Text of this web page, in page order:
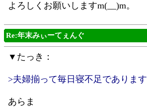
よろしくお願いしますm(__)m。
Re:年末みぃーてぇんぐ
▼たっき：
>夫婦揃って毎日寝不足であります
あらま